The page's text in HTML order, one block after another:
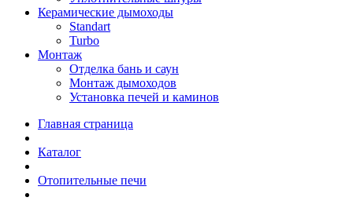
Керамические дымоходы
Standart
Turbo
Монтаж
Отделка бань и саун
Монтаж дымоходов
Установка печей и каминов
Главная страница
Каталог
Отопительные печи